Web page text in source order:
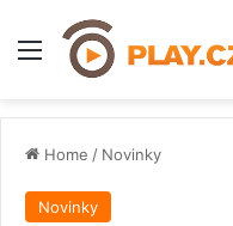
Menu
Home / Novinky
Novinky